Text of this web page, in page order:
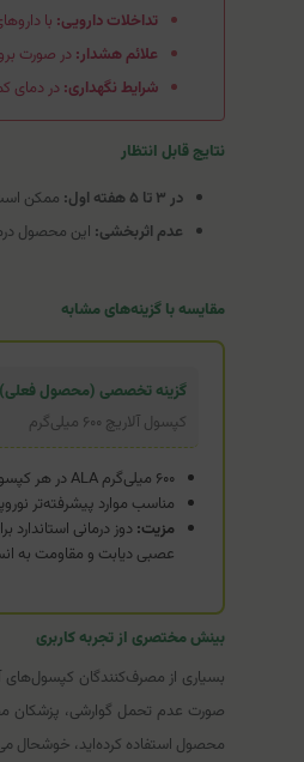
تداخلات دارویی: با
علائم هشدار:در صورت
شرایط نگهداری:در دمای کمتر از ۳۰ درجه سانتی‌گراد، دور از نور و رطوبت
نتایج قابل انتظار
در ۳ تا ۵ هفته اول:
ممکن
عدم اثربخشی: این محصول
مقایسه با گزینه‌های مشابه
گزینه تخصصی (محصول فعلی)
کپسول آلاریچ ۶۰۰ میلی‌گرم
۶۰۰ میلی‌گرم ALA در هر کپسول
مناسب موارد پیشرفته‌تر
مزیت:دوز درمانی
عصبی دیابت و مقاومت به
بینش مختصری از تجربه کاربری
بسیاری از مصرف‌کنندگان کپسول‌های
صورت عدم تحمل گوارشی، پزشکان
محصول استفاده کرده‌اید، خوشحال